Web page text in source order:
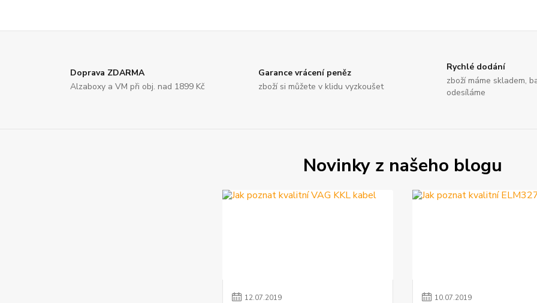
Doprava ZDARMA
Alzaboxy a VM při obj. nad 1899 Kč
Garance vrácení peněz
zboží si můžete v klidu vyzkoušet
Rychlé dodání
zboží máme skladem,
odesíláme
Novinky z našeho blogu
12.07.2019 10.07.2019